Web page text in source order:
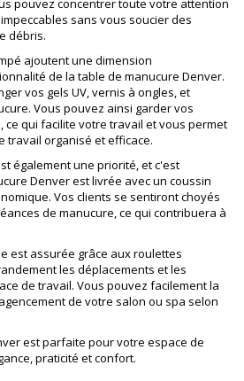
pouvez concentrer toute votre attention
sans vous soucier des
débris.
ajoutent une dimension
de la table de manucure Denver.
vos gels UV, vernis à ongles, et
Vous pouvez ainsi garder vos
ce qui facilite votre travail et vous permet
travail organisé et efficace.
également une priorité, et c'est
Denver est livrée avec un coussin
Vos clients se sentiront choyés
de manucure, ce qui contribuera à
est assurée grâce aux roulettes
les déplacements et les
de travail. Vous pouvez facilement la
de votre salon ou spa selon
est parfaite pour votre espace de
praticité et confort.